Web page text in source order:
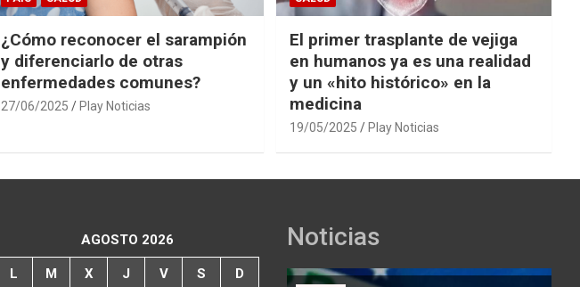
¿Cómo reconocer el sarampión
y diferenciarlo de otras
enfermedades comunes?
27/06/2025 Play Noticias
El primer trasplante de vejiga
en humanos ya es una realidad
y un «hito histórico» en la
medicina
19/05/2025 Play Noticias
AGOSTO 2026
L M X J V S D
Noticias